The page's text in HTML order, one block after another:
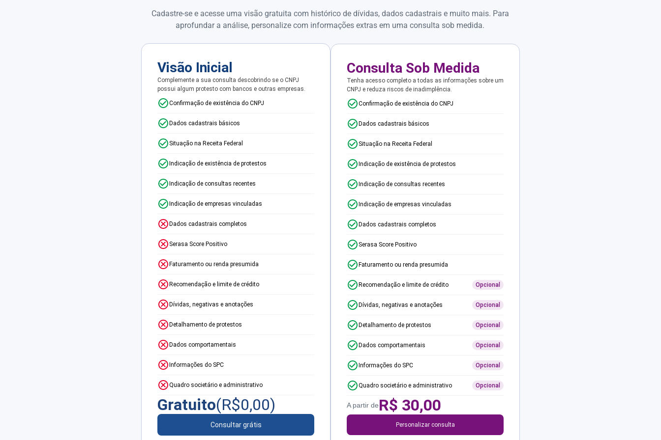
Cadastre-se e acesse uma visão gratuita com histórico de dívidas, dados cadastrais e muito mais. Para
aprofundar a análise, personalize com informações extras em uma consulta sob medida.
Visão Inicial
Complemente a sua consulta descobrindo se o CNPJ
possui algum protesto com bancos e outras empresas.
Confirmação de existência do CNPJ
Dados cadastrais básicos
Situação na Receita Federal
Indicação de existência de protestos
Indicação de consultas recentes
Indicação de empresas vinculadas
Dados cadastrais completos
Serasa Score Positivo
Faturamento ou renda presumida
Recomendação e limite de crédito
Dívidas, negativas e anotações
Detalhamento de protestos
Dados comportamentais
Informações do SPC
Quadro societário e administrativo
Gratuito(R$0,00)
Consultar grátis
Consulta Sob Medida
Tenha acesso completo a todas as informações sobre um
CNPJ e reduza riscos de inadimplência.
Confirmação de existência do CNPJ
Dados cadastrais básicos
Situação na Receita Federal
Indicação de existência de protestos
Indicação de consultas recentes
Indicação de empresas vinculadas
Dados cadastrais completos
Serasa Score Positivo
Faturamento ou renda presumida
Recomendação e limite de crédito Opcional
Dívidas, negativas e anotações Opcional
Detalhamento de protestos Opcional
Dados comportamentais Opcional
Informações do SPC Opcional
Quadro societário e administrativo Opcional
A partir deR$ 30,00
Personalizar consulta